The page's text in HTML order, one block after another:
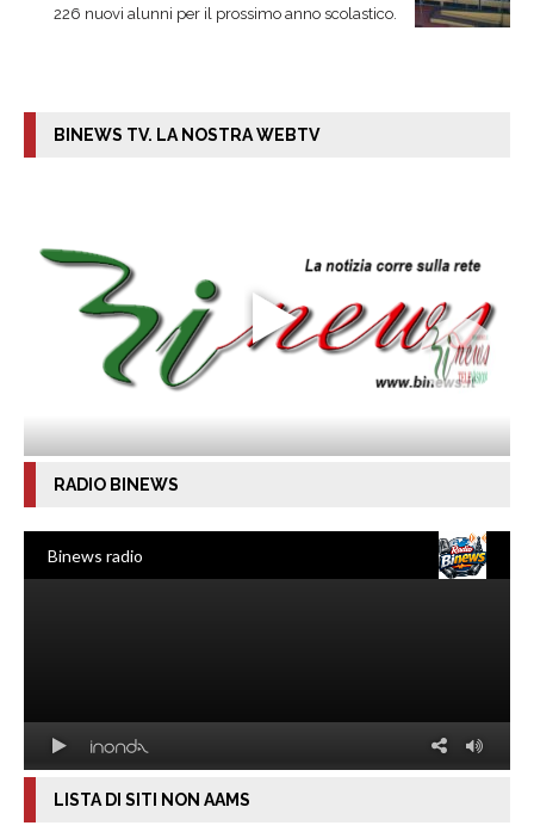
226 nuovi alunni per il prossimo anno scolastico.
BINEWS TV. LA NOSTRA WEBTV
RADIO BINEWS
LISTA DI SITI NON AAMS